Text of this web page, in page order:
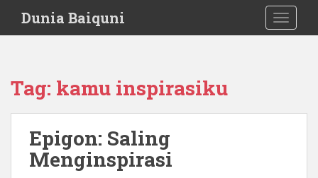
i
Dunia Baiquni
Tag: kamu inspirasiku
Epigon: Saling
Menginspirasi